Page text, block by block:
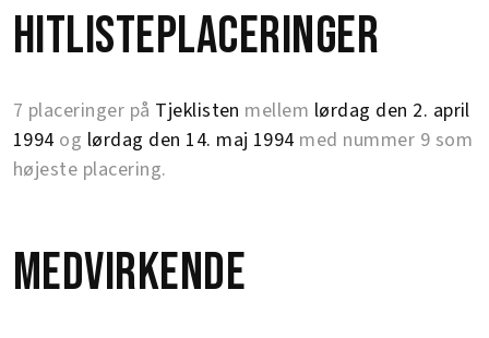
Hitlisteplaceringer
7 placeringer på Tjeklisten mellem lørdag den 2. april
1994 og lørdag den 14. maj 1994 med nummer 9 som
højeste placering.
Medvirkende